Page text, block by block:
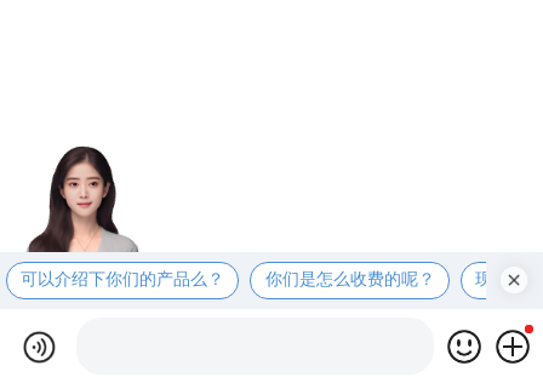
可以介绍下你们的产品么？ 你们是怎么收费的呢？ 现在有